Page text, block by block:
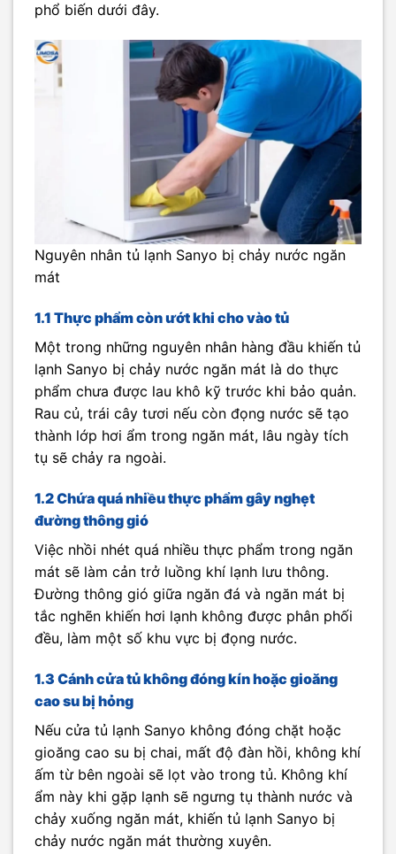
phổ biến dưới đây.
Nguyên nhân tủ lạnh Sanyo bị chảy nước ngăn
mát
1.1 Thực phẩm còn ướt khi cho vào tủ
Một trong những nguyên nhân hàng đầu khiến tủ
lạnh Sanyo bị chảy nước ngăn mát là do thực
phẩm chưa được lau khô kỹ trước khi bảo quản.
Rau củ, trái cây tươi nếu còn đọng nước sẽ tạo
thành lớp hơi ẩm trong ngăn mát, lâu ngày tích
tụ sẽ chảy ra ngoài.
1.2 Chứa quá nhiều thực phẩm gây nghẹt
đường thông gió
Việc nhồi nhét quá nhiều thực phẩm trong ngăn
mát sẽ làm cản trở luồng khí lạnh lưu thông.
Đường thông gió giữa ngăn đá và ngăn mát bị
tắc nghẽn khiến hơi lạnh không được phân phối
đều, làm một số khu vực bị đọng nước.
1.3 Cánh cửa tủ không đóng kín hoặc gioăng
cao su bị hỏng
Nếu cửa tủ lạnh Sanyo không đóng chặt hoặc
gioăng cao su bị chai, mất độ đàn hồi, không khí
ấm từ bên ngoài sẽ lọt vào trong tủ. Không khí
ẩm này khi gặp lạnh sẽ ngưng tụ thành nước và
chảy xuống ngăn mát, khiến tủ lạnh Sanyo bị
chảy nước ngăn mát thường xuyên.